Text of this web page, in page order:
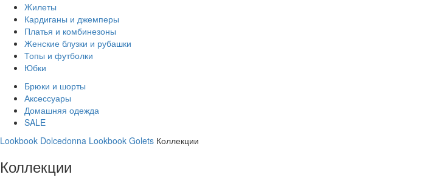
Жилеты
Кардиганы и джемперы
Платья и комбинезоны
Женские блузки и рубашки
Топы и футболки
Юбки
Брюки и шорты
Аксессуары
Домашняя одежда
SALE
Lookbook Dolcedonna Lookbook Golets Коллекции
Коллекции